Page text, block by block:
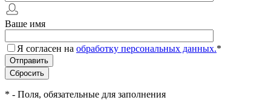
Ваше имя
Я согласен на обработку персональных данных.*
* - Поля, обязательные для заполнения